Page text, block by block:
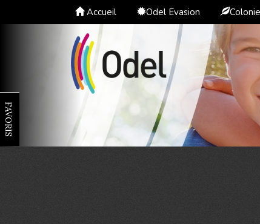
Accueil Odel Evasion
FAVORIS